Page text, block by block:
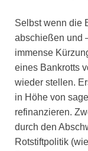
Selbst wenn die
abschießen und
immense
eines Bankrotts
wieder stellen.
in Höhe von
refinanzieren.
durch den
Rotstiftpolitik